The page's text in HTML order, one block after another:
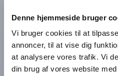
Denne hjemmeside bruger
Vi bruger cookies til at
annoncer, til at vise dig
at analysere vores trafik. Vi
din brug af vores website